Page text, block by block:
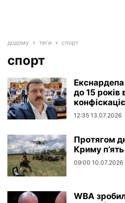
додому теги спорт
спорт
до 15 років
12:35 13.07.2026
Протягом
Криму
09:00 10.07.2026
WBA